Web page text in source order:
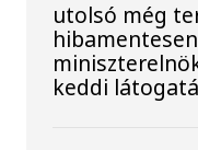
utolsó még
keddi